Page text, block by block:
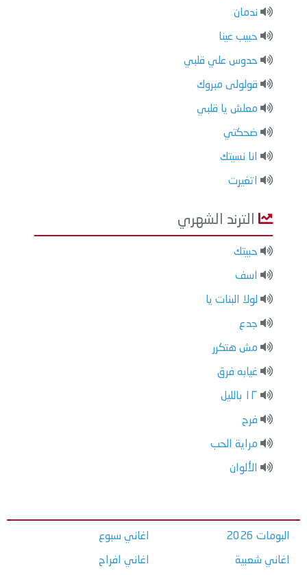
ندمان
حبيب عينا
حدوس علي قلبي
قولولى مبروك
معلش يا قلبي
ضحكتي
انا نسيتك
اتغيرت
الترند الشهري
حبيتك
اسف
لولا البنات يا
جدع
مش هتكرر
غيابه فرق
١٢ بالليل
فرح
مراية الحب
الألوان
البومات 2026
اغاني شعبية
اغاني سبوع
اغاني افراح